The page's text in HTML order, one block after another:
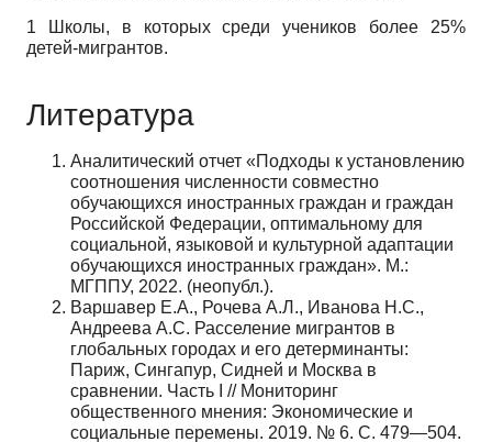
1 Школы, в которых среди учеников более 25%
детей-мигрантов.
Литература
Аналитический отчет «Подходы к установлению
соотношения численности совместно
обучающихся иностранных граждан и граждан
Российской Федерации, оптимальному для
социальной, языковой и культурной адаптации
обучающихся иностранных граждан». М.:
МГППУ, 2022. (неопубл.).
Варшавер Е.А., Рочева А.Л., Иванова Н.С.,
Андреева А.С. Расселение мигрантов в
глобальных городах и его детерминанты:
Париж, Сингапур, Сидней и Москва в
сравнении. Часть I // Мониторинг
общественного мнения: Экономические и
социальные перемены. 2019. № 6. С. 479—504.